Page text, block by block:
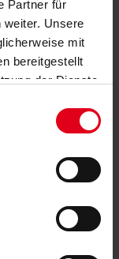
Partner für
weiter. Unsere
mit
bereitgestellt
der Dienste